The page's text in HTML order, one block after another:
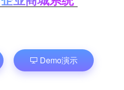
积分商城
内容管理系统
个人博客系统
Demo演示